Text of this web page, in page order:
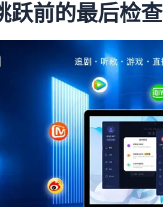
跃前的最后检查